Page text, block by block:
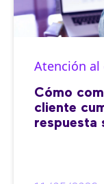
Atención
Cómo
cliente
respuesta